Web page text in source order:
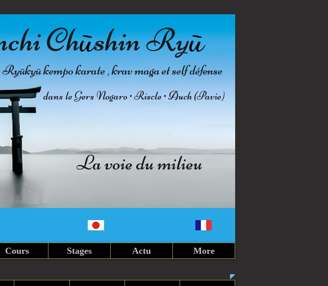
Chūshin Ryū
La voie du milieu
kempo karate , krav maga et self défense
dans le Gers Nogaro • Riscle • Auch (Pavie)
Cours Stages Actu More